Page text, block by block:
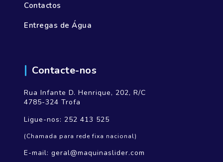
Contactos
Entregas de Água
Contacte-nos
Rua Infante D. Henrique, 202, R/C
4785-324 Trofa
Ligue-nos: 252 413 525
(Chamada para rede fixa nacional)
E-mail: geral@maquinaslider.com